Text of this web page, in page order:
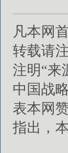
凡本网
转载请
注明“来
中国战
表本网
指出，